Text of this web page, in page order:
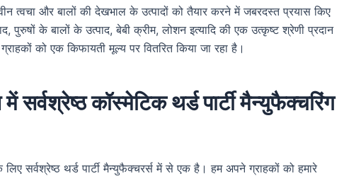
त्वचा और बालों की देखभाल के उत्पादों को तैयार करने में जबरदस्त प्रयास किए
के बालों के उत्पाद, बेबी क्रीम, लोशन इत्यादि की एक उत्कृष्ट श्रेणी प्रदान
को एक किफायती मूल्य पर वितरित किया जा रहा है।
कॉस्मेटिक थर्ड पार्टी मैन्युफैक्चरिंग
सर्वश्रेष्ठ थर्ड पार्टी मैन्युफैक्चरर्स में से एक है। हम अपने ग्राहकों को हमारे